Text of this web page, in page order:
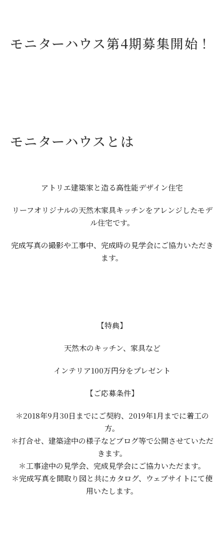
モニターハウス第4期募集開始！
モニターハウスとは
アトリエ建築家と造る高性能デザイン住宅
リーフオリジナルの天然木家具キッチンをアレンジしたモデ
ル住宅です。
完成写真の撮影や工事中、完成時の見学会にご協力いただき
ます。
【特典】
天然木のキッチン、家具など
インテリア100万円分をプレゼント
【ご応募条件】
＊2018年9月30日までにご契約、2019年1月までに着工の
方。
＊打合せ、建築途中の様子などブログ等で公開させていただ
きます。
＊工事途中の見学会、完成見学会にご協力いただます。
＊完成写真を間取り図と共にカタログ、ウェブサイトにて使
用いたします。